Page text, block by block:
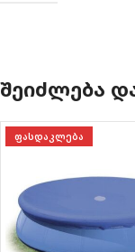
ᲨᲔᲘᲫᲚᲔᲑᲐ
ᲤᲐᲡᲓᲐᲙᲚᲔᲑᲐ